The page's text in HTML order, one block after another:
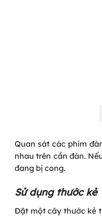
Quan sát các phím
nhau trên cần đàn.
đang bị cong.
Sử dụng thước kẻ
Đặt một cây thước kẻ